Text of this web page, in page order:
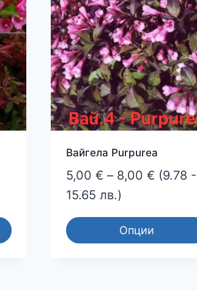
The
options
may
be
chosen
on
the
product
Вайгела Purpurea
5,00 € – 8,00 €Price
5,00 €
(9.78 -
15.65 лв.)
Опции